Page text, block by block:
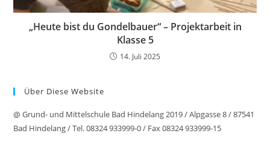
„Heute bist du Gondelbauer“ – Projektarbeit in
Klasse 5
14. Juli 2025
Über Diese Website
@ Grund- und Mittelschule Bad Hindelang 2019 / Alpgasse 8 / 87541
Bad Hindelang / Tel. 08324 933999-0 / Fax 08324 933999-15